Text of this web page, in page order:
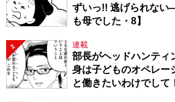
ずいっ!! 逃げられな
も母でした・8】
2 連載
部長がヘッドハンティ
身は子どものオペレー
と働きたいわけでし